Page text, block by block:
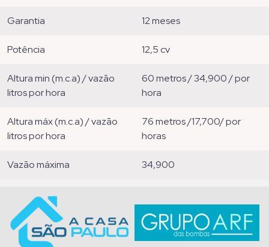
garantia 12 meses
potência 12,5 cv
altura min (m.c.a) / vazão
litros por hora
60 metros / 34,900 / por
hora
altura máx (m.c.a) / vazão
litros por hora
76 metros /17,700/ por
horas
vazão máxima 34,900